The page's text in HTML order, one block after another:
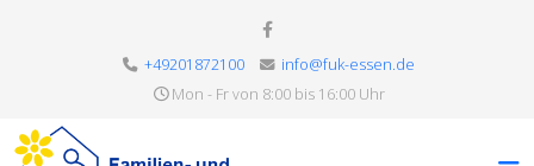
+49201872100
info@fuk-essen.de
Mon - Fr von 8:00 bis 16:00 Uhr